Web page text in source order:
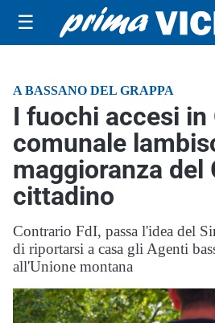
☰
A BASSANO DEL GRAPPA
I fuochi accesi in
comunale
maggioranza del
cittadino
Contrario FdI, passa l'idea del
di riportarsi a casa gli Agenti
all'Unione montana